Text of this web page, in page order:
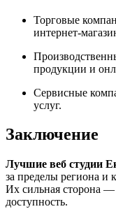
Торговые
интернет-
продукции и
Сервисные
услуг.
Заключение
Лучшие веб студии
за пределы региона и
Их сильная сторона —
доступность.